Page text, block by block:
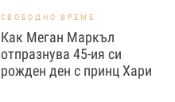
СВОБОДНО ВРЕМЕ
Как Меган Маркъл
отпразнува 45-ия си
рожден ден с принц Хари